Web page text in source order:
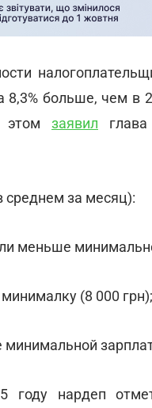
8,3% больше, чем
этом заявил
среднем за месяц):
меньше
(8 000 грн);
минимальной
году нардеп